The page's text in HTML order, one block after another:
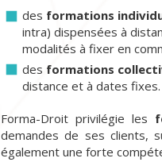
des formations
intra) dispensées à
modalités à fixer en
des formations
distance et à dates fixes.
Forma-Droit privilégie les
demandes de ses clients,
également une forte